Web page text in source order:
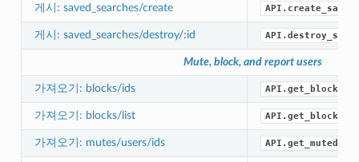
게시: saved_searches/create
게시: saved_searches/destroy/:id
Mute, block, and report users
가져오기: blocks/ids
가져오기: blocks/list API.get_blocks()
가져오기: mutes/users/ids